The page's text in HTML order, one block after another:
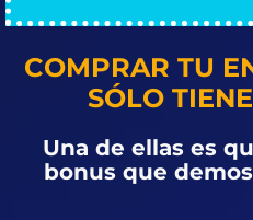
COMPRAR TU
SÓLO
Una de ellas es
bonus que